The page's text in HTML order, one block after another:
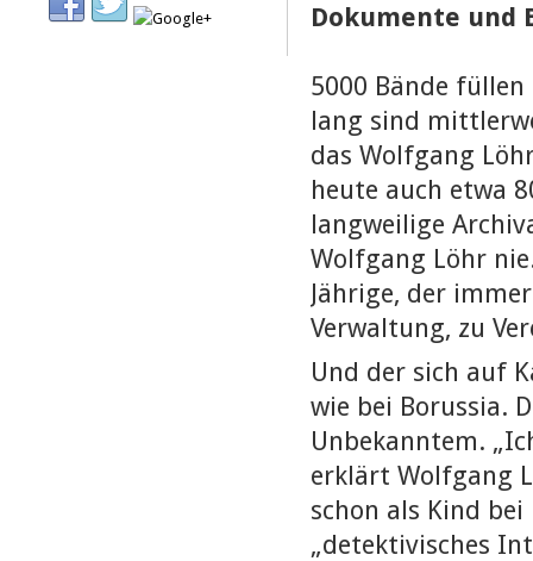
Dokumente und
5000 Bände
lang sind
das Wolfgang
heute auch etwa
langweilige
Wolfgang Löhr
Jährige, der
Verwaltung, zu
Und der sich auf
wie bei Borussia.
Unbekanntem.
erklärt Wolfgang
schon als Kind
„detektivisches